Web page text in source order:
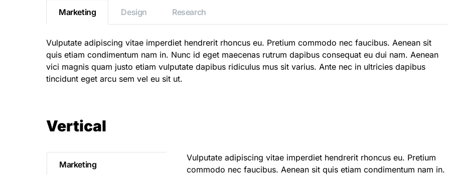
Marketing Design Research
Vulputate adipiscing vitae imperdiet hendrerit rhoncus eu. Pretium commodo nec faucibus. Aenean sit
quis etiam condimentum nam in. Nunc id eget maecenas rutrum dapibus consequat eu dui nam. Aenean
vici magnis quam justo etiam vulputate dapibus ridiculus mus sit varius. Ante nec in ultricies dapibus
tincidunt eget arcu sem vel eu sit ut.
Vertical
Marketing
Vulputate adipiscing vitae imperdiet hendrerit rhoncus eu. Pretium
commodo nec faucibus. Aenean sit quis etiam condimentum nam in.